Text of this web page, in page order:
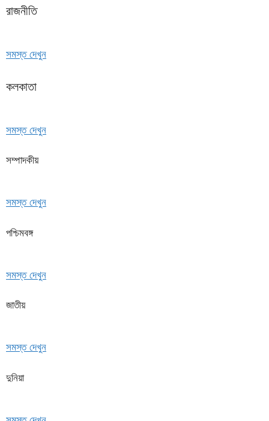
রাজনীতি
সমস্ত দেখুন
কলকাতা
সমস্ত দেখুন
সম্পাদকীয়
সমস্ত দেখুন
পশ্চিমবঙ্গ
সমস্ত দেখুন
জাতীয়
সমস্ত দেখুন
দুনিয়া